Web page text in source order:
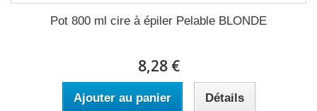
Pot 800 ml cire à épiler Pelable BLONDE
8,28 €
Ajouter au panier Détails